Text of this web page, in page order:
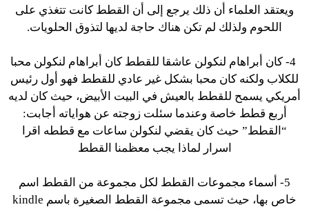
ويعتقد العلماء أن ذلك يرجع إلى أن القطط كانت تتغذي على
اللحوم ولذلك لم تكن هناك حاجة لديها لتذوق الحلويات.
4- كان أبراهام لنكولن عاشقا للقطط كان أبراهام لنكولن محبا
للكلاب ولكنه كان محبا بشكل غير عادي للقطط فهو أول رئيس
أمريكي يسمح للقطط بالعيش في البيت الأبيض، حيث كان لديه
أربع قطط خاصة وعندما سئلت زوجته عن هواياته أجابت:
“القطط” حيث كان يقضي لنكولن ساعات مع قططه اقرا
اسرار لماذا يجب معظمنا القطط
5- أسماء مجموعات القطط لكل مجموعة من القطط اسم
خاص بها، حيث تسمى مجموعة القطط الصغيرة باسم kindle